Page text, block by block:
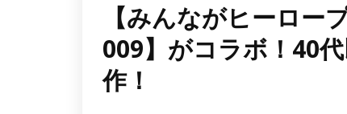
【みんながヒーロー
009】がコラボ！40
作！